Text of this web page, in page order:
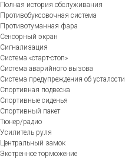
Полная история обслуживания
Противобуксовочная система
Противотуманная фара
Сенсорный экран
Сигнализация
Система «старт-стоп»
Система аварийного вызова
Система предупреждения об усталости
Спортивная подвеска
Спортивные сиденья
Спортивный пакет
Тюнер/радио
Усилитель руля
Центральный замок
Экстренное торможение